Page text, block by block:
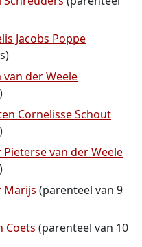
Jacobs Poppe
der Weele
Cornelisse Schout
van der Weele
Marijs (parenteel van 9
Coets (parenteel van 10